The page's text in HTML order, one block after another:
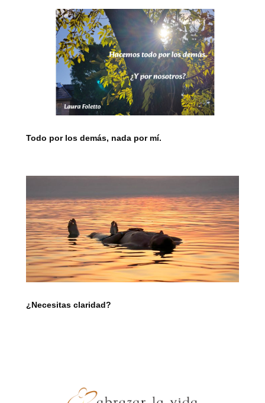
Todo por los demás, nada por mí.
¿Necesitas claridad?